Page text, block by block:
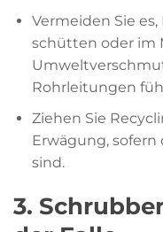
Vermeiden Sie
schütten oder im
Rohrleitungen
Ziehen Sie
Erwägung, sofern
sind.
3.